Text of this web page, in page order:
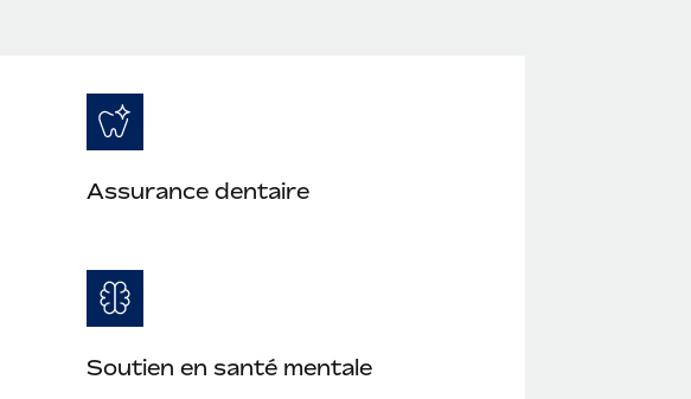
Assurance dentaire
Soutien en santé mentale